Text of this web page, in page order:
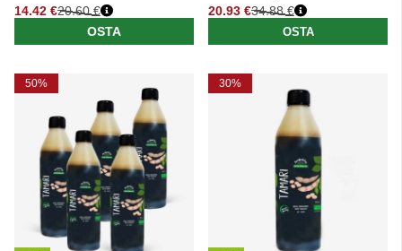
14.42 €
Normaali hinta
20.60 €
OSTA
20.93 €
Normaali hinta
34.88 €
OSTA
50% 30%